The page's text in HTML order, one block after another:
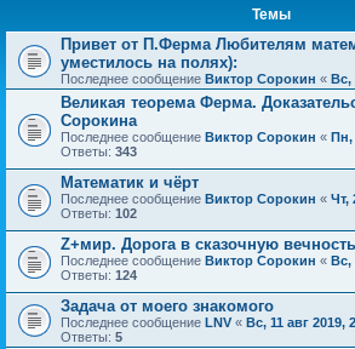
Темы
Привет от П.Ферма Любителям
уместилось на полях):
Последнее сообщение Виктор Сорокин « Вс,
Великая теорема Ферма.
Сорокина
Последнее сообщение Виктор Сорокин « Пн,
Ответы: 343
Математик и чёрт
Последнее сообщение Виктор Сорокин « Чт,
Ответы: 102
Z+мир. Дорога в сказочную вечность
Последнее сообщение Виктор Сорокин « Вс,
Ответы: 124
Задача от моего знакомого
Последнее сообщение LNV « Вс, 11 авг 2019,
Ответы: 5